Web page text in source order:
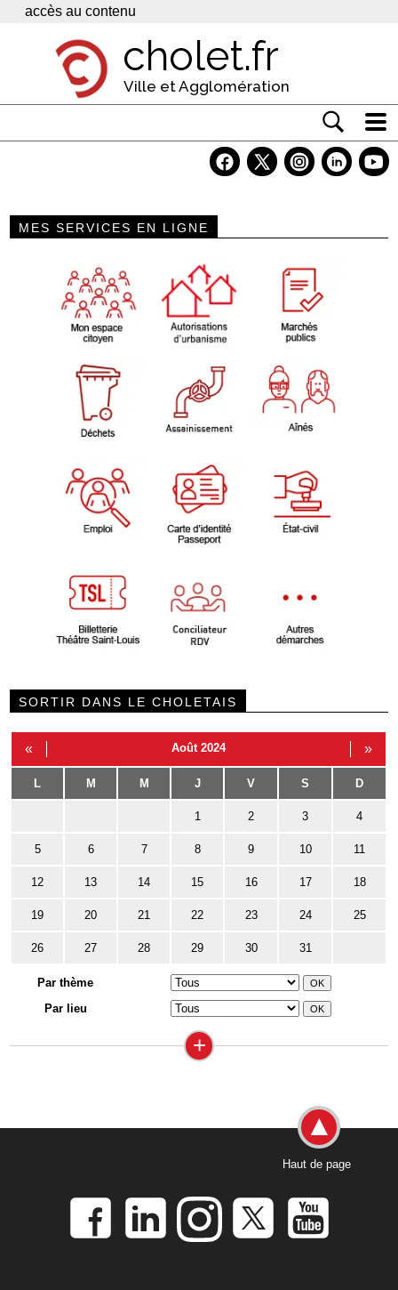
Panneau de gestion des cookies
accès au contenu
cholet.fr
Ville et Agglomération
Economie
Contacts
MES SERVICES EN LIGNE
SORTIR DANS LE CHOLETAIS
« Août 2024 »
L M M J V S D
1 2 3 4
5 6 7 8 9 10 11
12 13 14 15 16 17 18
19 20 21 22 23 24 25
26 27 28 29 30 31
Par thème
Par lieu
+
Haut de page